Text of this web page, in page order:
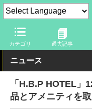
カテゴリ 過去記事
トラベル Watch 地域
ニュース
「H.B.P HOTEL」
品とアメニティを